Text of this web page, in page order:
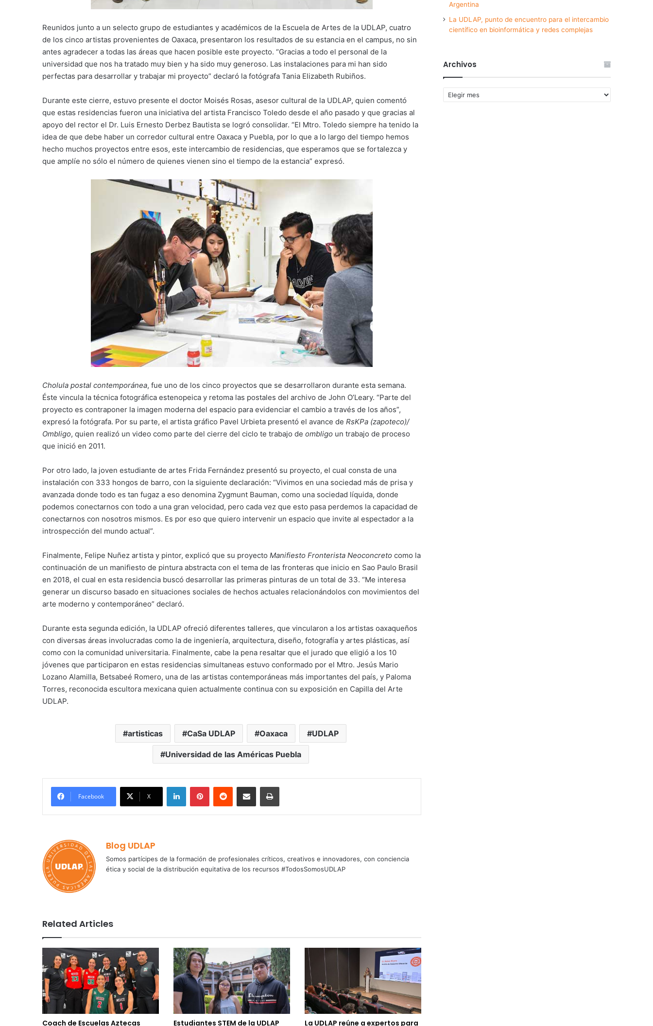
Reunidos junto a un selecto grupo de estudiantes y académicos de la Escuela de Artes de la UDLAP, cuatro
de los cinco artistas provenientes de Oaxaca, presentaron los resultados de su estancia en el campus, no sin
antes agradecer a todas las áreas que hacen posible este proyecto. “Gracias a todo el personal de la
universidad que nos ha tratado muy bien y ha sido muy generoso. Las instalaciones para mi han sido
perfectas para desarrollar y trabajar mi proyecto” declaró la fotógrafa Tania Elizabeth Rubiños.
Durante este cierre, estuvo presente el doctor Moisés Rosas, asesor cultural de la UDLAP, quien comentó
que estas residencias fueron una iniciativa del artista Francisco Toledo desde el año pasado y que gracias al
apoyo del rector el Dr. Luis Ernesto Derbez Bautista se logró consolidar. “El Mtro. Toledo siempre ha tenido la
idea de que debe haber un corredor cultural entre Oaxaca y Puebla, por lo que a lo largo del tiempo hemos
hecho muchos proyectos entre esos, este intercambio de residencias, que esperamos que se fortalezca y
que amplíe no sólo el número de quienes vienen sino el tiempo de la estancia” expresó.
Cholula postal contemporánea, fue uno de los cinco proyectos que se desarrollaron durante esta semana.
Éste vincula la técnica fotográfica estenopeica y retoma las postales del archivo de John O’Leary. “Parte del
proyecto es contraponer la imagen moderna del espacio para evidenciar el cambio a través de los años”,
expresó la fotógrafa. Por su parte, el artista gráfico Pavel Urbieta presentó el avance de RsKPa (zapoteco)/
Ombligo, quien realizó un video como parte del cierre del ciclo te trabajo de ombligo un trabajo de proceso
que inició en 2011.
Por otro lado, la joven estudiante de artes Frida Fernández presentó su proyecto, el cual consta de una
instalación con 333 hongos de barro, con la siguiente declaración: “Vivimos en una sociedad más de prisa y
avanzada donde todo es tan fugaz a eso denomina Zygmunt Bauman, como una sociedad líquida, donde
podemos conectarnos con todo a una gran velocidad, pero cada vez que esto pasa perdemos la capacidad de
conectarnos con nosotros mismos. Es por eso que quiero intervenir un espacio que invite al espectador a la
introspección del mundo actual”.
Finalmente, Felipe Nuñez artista y pintor, explicó que su proyecto Manifiesto Fronterista Neoconcreto como la
continuación de un manifiesto de pintura abstracta con el tema de las fronteras que inicio en Sao Paulo Brasil
en 2018, el cual en esta residencia buscó desarrollar las primeras pinturas de un total de 33. “Me interesa
generar un discurso basado en situaciones sociales de hechos actuales relacionándolos con movimientos del
arte moderno y contemporáneo” declaró.
Durante esta segunda edición, la UDLAP ofreció diferentes talleres, que vincularon a los artistas oaxaqueños
con diversas áreas involucradas como la de ingeniería, arquitectura, diseño, fotografía y artes plásticas, así
como con la comunidad universitaria. Finalmente, cabe la pena resaltar que el jurado que eligió a los 10
jóvenes que participaron en estas residencias simultaneas estuvo conformado por el Mtro. Jesús Mario
Lozano Alamilla, Betsabeé Romero, una de las artistas contemporáneas más importantes del país, y Paloma
Torres, reconocida escultora mexicana quien actualmente continua con su exposición en Capilla del Arte
UDLAP.
artisticas CaSa UDLAP Oaxaca UDLAP
Universidad de las Américas Puebla
Facebook X
LinkedInPinterestReddit Share via Email Print
Blog UDLAP
Somos partícipes de la formación de profesionales críticos, creativos e innovadores, con conciencia
ética y social de la distribución equitativa de los recursos #TodosSomosUDLAP
Related Articles
Coach de Escuelas Aztecas Estudiantes STEM de la UDLAP La UDLAP reúne a expertos para
Argentina
La UDLAP, punto de encuentro para el intercambio
científico en bioinformática y redes complejas
Archivos
Archivos